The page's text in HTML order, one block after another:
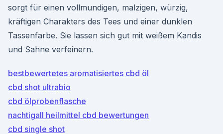
sorgt für einen vollmundigen, malzigen, würzig,
kräftigen Charakters des Tees und einer dunklen
Tassenfarbe. Sie lassen sich gut mit weißem Kandis
und Sahne verfeinern.
bestbewertetes aromatisiertes cbd öl
cbd shot ultrabio
cbd ölprobenflasche
nachtigall heilmittel cbd bewertungen
cbd single shot